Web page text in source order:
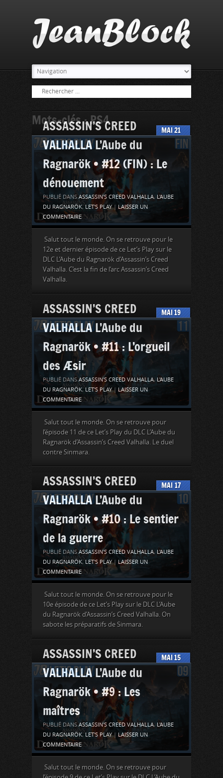
Mots-clés : PS4
21
MAI
ASSASSIN’S CREED
VALHALLA L’Aube du
Ragnarök • #12 (FIN) : Le
dénouement
PUBLIÉ DANSASSASSIN'S CREED VALHALLA, L'AUBE
DU RAGNARÖK, LET'S PLAY| LAISSER UN
COMMENTAIRE
Salut tout le monde. On se retrouve pour le
12e et dernier épisode de ce Let’s Play sur le
DLC L’Aube du Ragnarök d’Assassin’s Creed
Valhalla. C’est la fin de l’arc Assassin’s Creed
Valhalla.
19
MAI
ASSASSIN’S CREED
VALHALLA L’Aube du
Ragnarök • #11 : L’orgueil
des Æsir
PUBLIÉ DANSASSASSIN'S CREED VALHALLA, L'AUBE
DU RAGNARÖK, LET'S PLAY| LAISSER UN
COMMENTAIRE
Salut tout le monde. On se retrouve pour
l’épisode 11 de ce Let’s Play du DLC L’Aube du
Ragnarök d’Assassin’s Creed Valhalla. Le duel
contre Sinmara.
17
MAI
ASSASSIN’S CREED
VALHALLA L’Aube du
Ragnarök • #10 : Le sentier
de la guerre
PUBLIÉ DANSASSASSIN'S CREED VALHALLA, L'AUBE
DU RAGNARÖK, LET'S PLAY| LAISSER UN
COMMENTAIRE
Salut tout le monde. On se retrouve pour le
10e épisode de ce Let’s Play sur le DLC L’Aube
du Ragnarök d’Assassin’s Creed Valhalla. On
sabote les préparatifs de Sinmara.
15
MAI
ASSASSIN’S CREED
VALHALLA L’Aube du
Ragnarök • #9 : Les
maîtres
PUBLIÉ DANSASSASSIN'S CREED VALHALLA, L'AUBE
DU RAGNARÖK, LET'S PLAY| LAISSER UN
COMMENTAIRE
Salut tout le monde. On se retrouve pour